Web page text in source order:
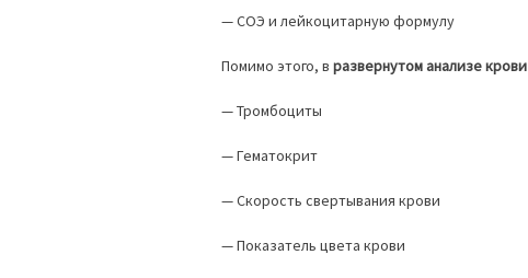
— СОЭ и лейкоцитарную формулу
Помимо этого, в развернутом анализе крови
— Тромбоциты
— Гематокрит
— Скорость свертывания крови
— Показатель цвета крови